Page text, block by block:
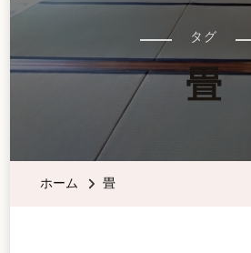
タグ
畳
ホーム 畳